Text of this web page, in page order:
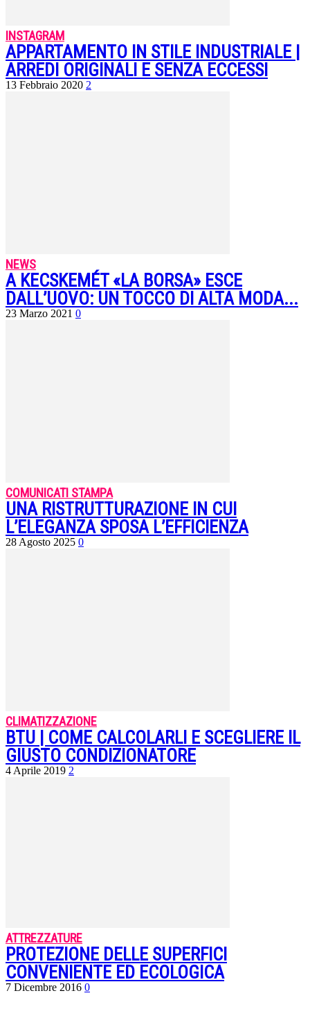
INSTAGRAM
APPARTAMENTO IN STILE INDUSTRIALE |
ARREDI ORIGINALI E SENZA ECCESSI
13 Febbraio 2020 2
NEWS
A KECSKEMÉT «LA BORSA» ESCE
DALL’UOVO: UN TOCCO DI ALTA MODA...
23 Marzo 2021 0
COMUNICATI STAMPA
UNA RISTRUTTURAZIONE IN CUI
L’ELEGANZA SPOSA L’EFFICIENZA
28 Agosto 2025 0
CLIMATIZZAZIONE
BTU | COME CALCOLARLI E SCEGLIERE IL
GIUSTO CONDIZIONATORE
4 Aprile 2019 2
ATTREZZATURE
PROTEZIONE DELLE SUPERFICI
CONVENIENTE ED ECOLOGICA
7 Dicembre 2016 0